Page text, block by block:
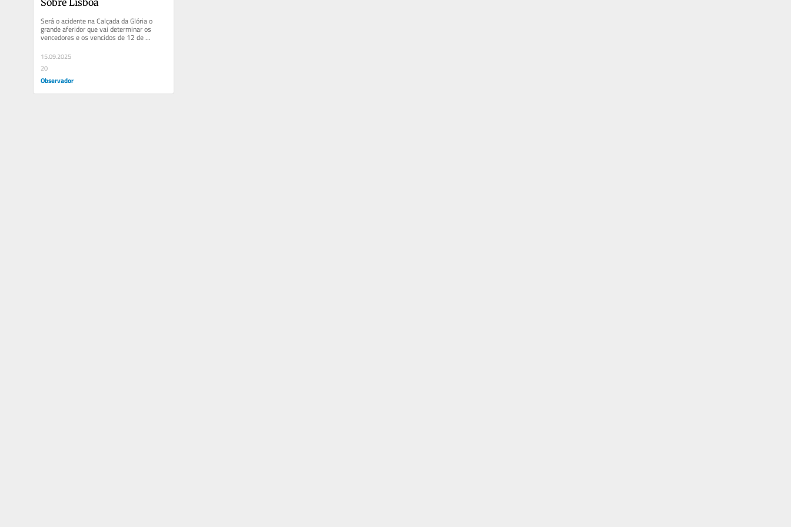
Será o acidente na Calçada da Glória o
grande aferidor que vai determinar os
vencedores e os vencidos de 12 de
15.09.2025
20
Observador